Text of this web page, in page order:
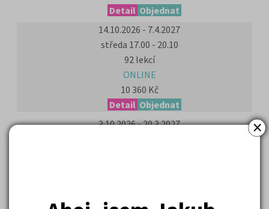
×
Detail Objednat
14.10.2026 - 7.4.2027
středa 17.00 - 20.10
92 lekcí
ONLINE
10 360 Kč
Detail Objednat
3.10.2026 - 20.3.2027